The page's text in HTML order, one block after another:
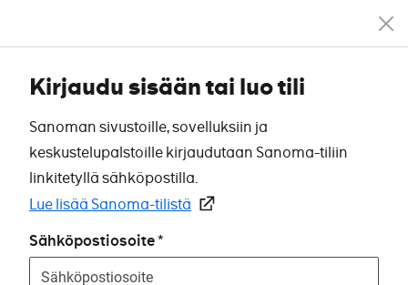
Kirjaudu sisään tai luo tili
Sanoman sivustoille, sovelluksiin ja
keskustelupalstoille kirjaudutaan Sanoma-tiliin
linkitetyllä sähköpostilla.
Lue lisää Sanoma-tilistä
Sähköpostiosoite